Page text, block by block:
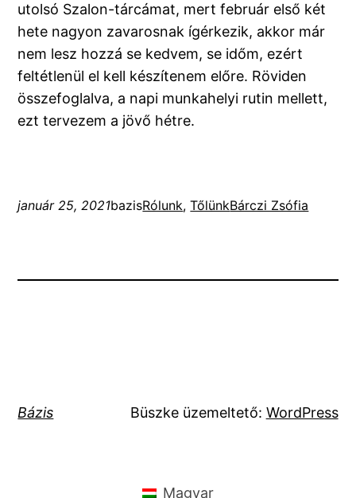
utolsó Szalon-tárcámat, mert február első két
hete nagyon zavarosnak ígérkezik, akkor már
nem lesz hozzá se kedvem, se időm, ezért
feltétlenül el kell készítenem előre. Röviden
összefoglalva, a napi munkahelyi rutin mellett,
ezt tervezem a jövő hétre.
január 25, 2021bazisRólunk, TőlünkBárczi Zsófia
Bázis Büszke üzemeltető: WordPress
Magyar